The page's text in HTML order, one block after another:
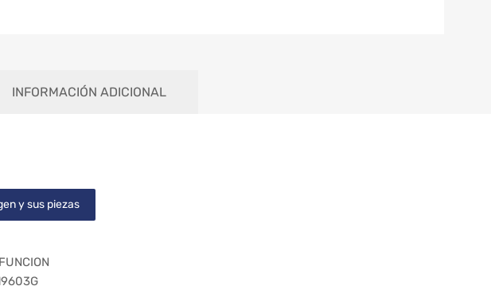
INFORMACIÓN ADICIONAL
y sus piezas